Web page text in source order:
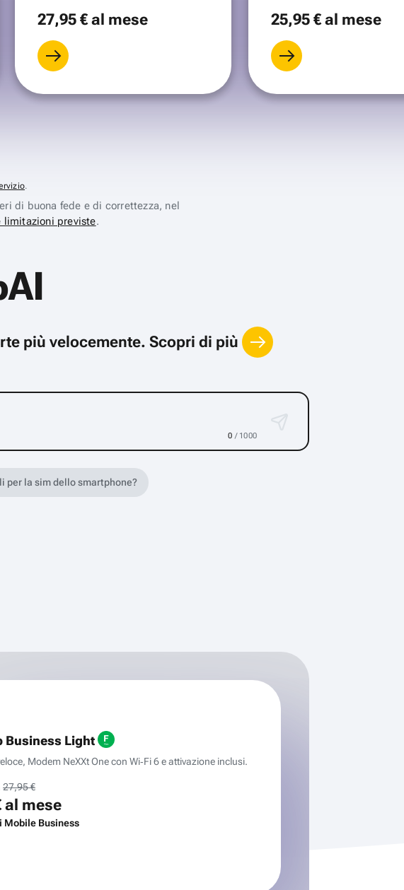
27,95 €al mese 25,95 €al mese
.
di buona fede e di correttezza, nel
limitazioni previste.
più velocemente. Scopri di più
0 / 1000
per la sim dello smartphone?
Business Light
Modem NeXXt One con Wi‑Fi 6 e attivazione inclusi.
27,95 €
al mese
Mobile Business